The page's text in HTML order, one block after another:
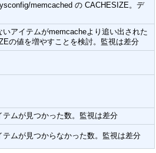
memcached の CACHESIZE。デ
いアイテムがmemcacheより追い出された
の値を増やすことを検討。監視は差分
テムが見つかった数。監視は差分
テムが見つからなかった数。監視は差分